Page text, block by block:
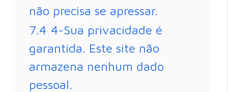
não precisa se apressar.
7.4 4-Sua privacidade é
garantida. Este site não
armazena nenhum dado
pessoal.